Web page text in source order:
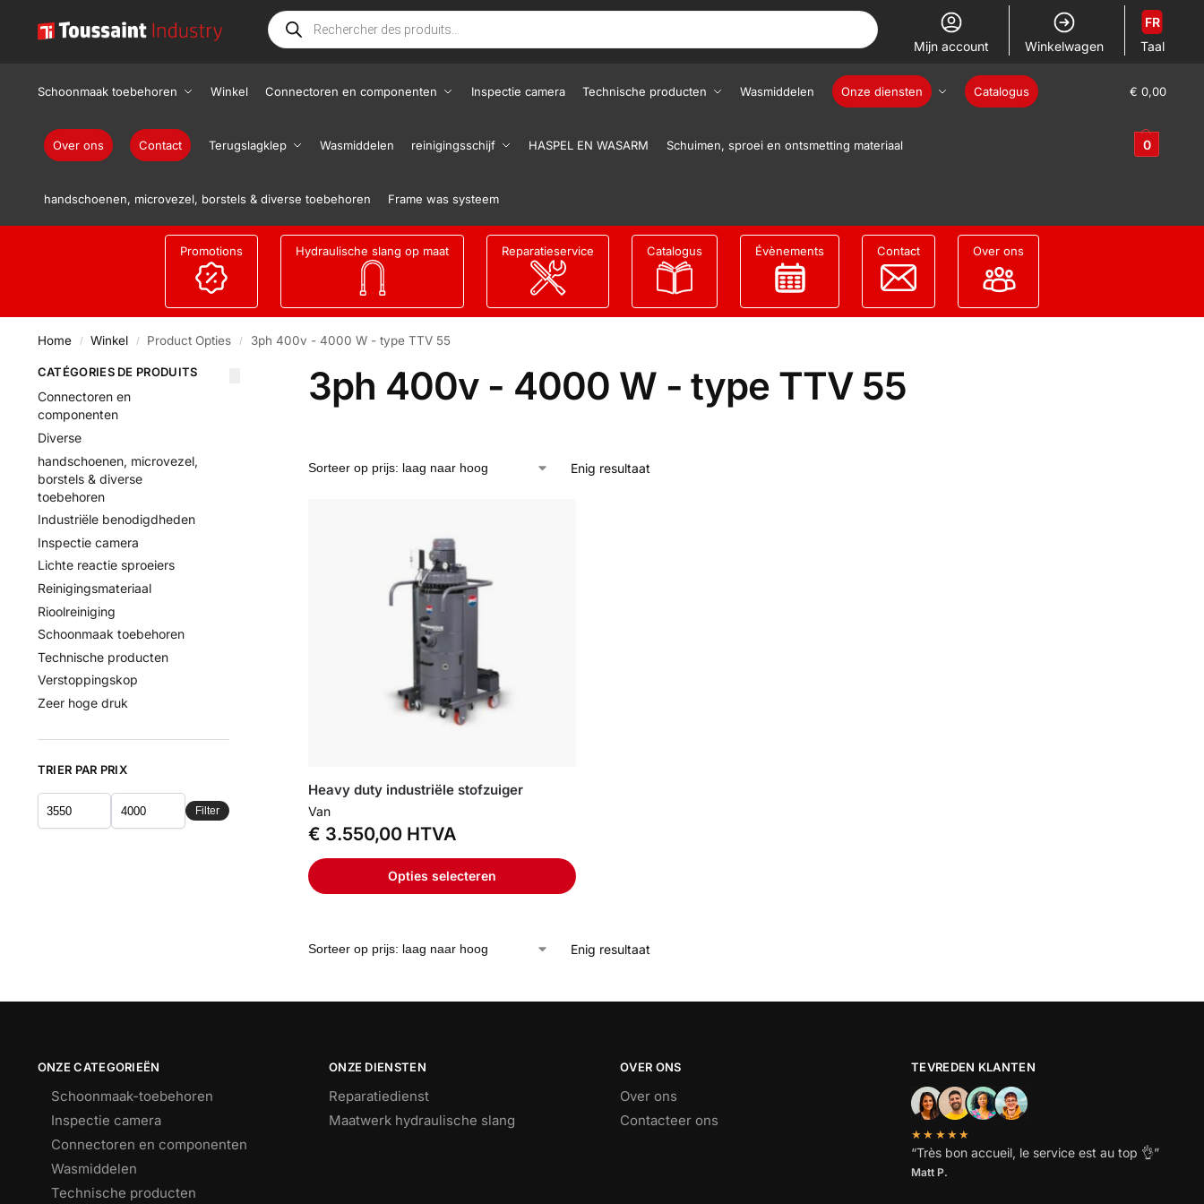
Mijn account Winkelwagen Taal
FR
Schoonmaak toebehoren Winkel Connectoren en componenten Inspectie camera Technische producten Wasmiddelen Onze diensten Catalogus
Over ons Contact Terugslagklep Wasmiddelen reinigingsschijf HASPEL EN WASARM Schuimen, sproei en ontsmetting materiaal
handschoenen, microvezel, borstels & diverse toebehoren Frame was systeem
€ 0,00
0
Promotions Hydraulische slang op maat Reparatieservice Catalogus Évènements Contact Over ons
Home / Winkel / Product Opties / 3ph 400v - 4000 W - type TTV 55
3ph 400v - 4000 W - type TTV 55
Enig resultaat
Heavy duty industriële stofzuiger
Van
€ 3.550,00 HTVA
Opties selecteren
Enig resultaat
CATÉGORIES DE PRODUITS
Connectoren en
componenten
Diverse
handschoenen, microvezel,
borstels & diverse
toebehoren
Industriële benodigdheden
Inspectie camera
Lichte reactie sproeiers
Reinigingsmateriaal
Rioolreiniging
Schoonmaak toebehoren
Technische producten
Verstoppingskop
Zeer hoge druk
TRIER PAR PRIX
Filter
ONZE CATEGORIEËN
Schoonmaak-toebehoren
Inspectie camera
Connectoren en componenten
Wasmiddelen
Technische producten
ONZE DIENSTEN
Reparatiedienst
Maatwerk hydraulische slang
OVER ONS
Over ons
Contacteer ons
TEVREDEN KLANTEN
★★★★★
“Très bon accueil, le service est au top 👌”
Matt P.